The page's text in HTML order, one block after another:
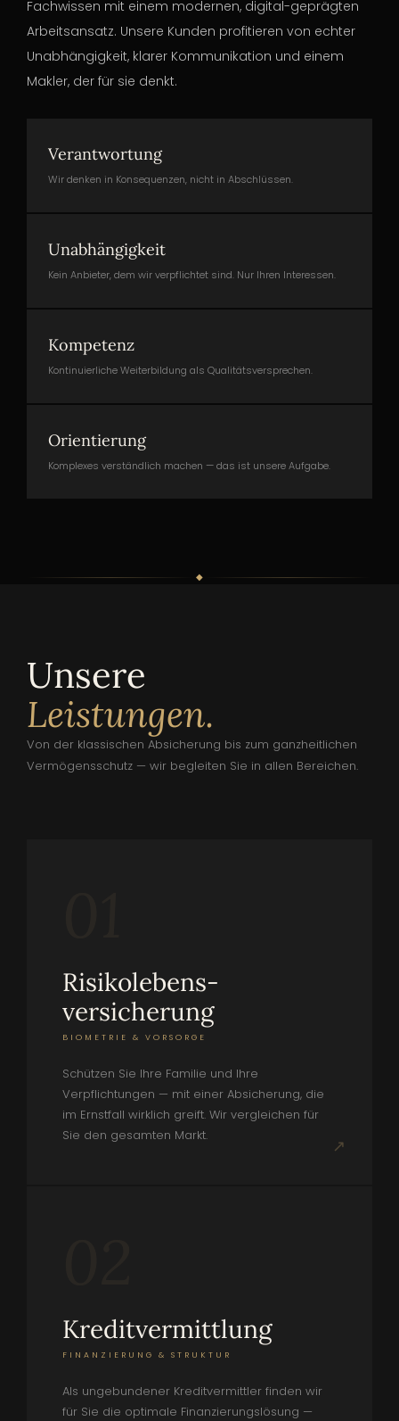
Fachwissen mit einem modernen, digital-geprägten
Arbeitsansatz. Unsere Kunden profitieren von echter
Unabhängigkeit, klarer Kommunikation und einem
Makler, der für sie denkt.
Verantwortung
Wir denken in Konsequenzen, nicht in Abschlüssen.
Unabhängigkeit
Kein Anbieter, dem wir verpflichtet sind. Nur Ihren Interessen.
Kompetenz
Kontinuierliche Weiterbildung als Qualitätsversprechen.
Orientierung
Komplexes verständlich machen — das ist unsere Aufgabe.
◆
Unsere
Leistungen.
Von der klassischen Absicherung bis zum ganzheitlichen
Vermögensschutz — wir begleiten Sie in allen Bereichen.
Risiko­lebens­
versicherung
BIOMETRIE & VORSORGE
Schützen Sie Ihre Familie und Ihre
Verpflichtungen — mit einer Absicherung, die
im Ernstfall wirklich greift. Wir vergleichen für
Sie den gesamten Markt.
↗
Kredit­vermittlung
FINANZIERUNG & STRUKTUR
Als ungebundener Kreditvermittler finden wir
für Sie die optimale Finanzierungslösung —